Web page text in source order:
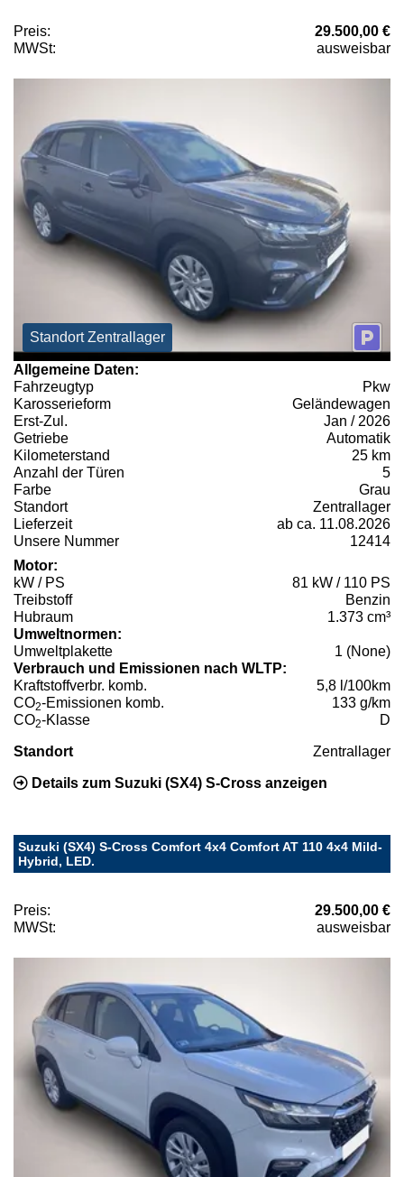
Preis:
29.500,00 €
MWSt:
ausweisbar
Standort Zentrallager
Allgemeine Daten:
Fahrzeugtyp
Pkw
Karosserieform
Geländewagen
Erst-Zul.
Jan / 2026
Getriebe
Automatik
Kilometerstand
25 km
Anzahl der Türen
5
Farbe
Grau
Standort
Zentrallager
Lieferzeit
ab ca. 11.08.2026
Unsere Nummer
12414
Motor:
kW / PS
81 kW / 110 PS
Treibstoff
Benzin
Hubraum
1.373 cm³
Umweltnormen:
Umweltplakette
1 (None)
Verbrauch und Emissionen nach WLTP:
Kraftstoffverbr. komb.
5,8 l/100km
CO2-Emissionen komb.
133 g/km
CO2-Klasse D
Standort Zentrallager
Details zum Suzuki (SX4) S-Cross anzeigen
Suzuki (SX4) S-Cross Comfort 4x4 Comfort AT 110 4x4 Mild-
Hybrid, LED.
Preis:
29.500,00 €
MWSt:
ausweisbar